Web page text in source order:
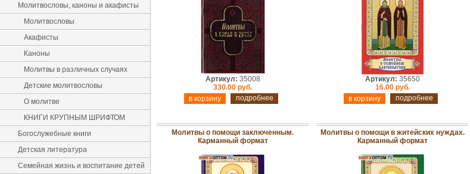
Молитвословы, каноны и акафисты
Молитвословы
Акафисты
Каноны
Молитвы в различных случаях
Детские молитвословы
О молитве
КНИГИ КРУПНЫМ ШРИФТОМ
Богослужебные книги
Детская литература
Семейная жизнь и воспитание детей
Артикул: 35008
330.00 руб.
подробнее
Артикул: 35650
16.00 руб.
подробнее
Молитвы о помощи заключенным.
Карманный формат
Молитвы о помощи в житейских нуждах.
Карманный формат